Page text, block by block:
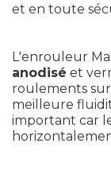
et en toute
L'enrouleur
anodisé et
roulements
meilleure
important car